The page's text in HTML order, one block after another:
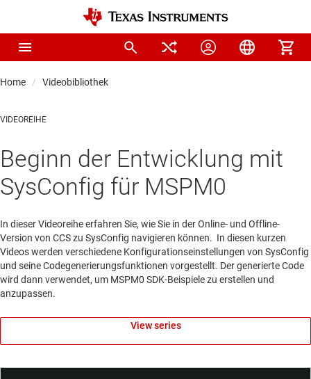
Home Videobibliothek
VIDEOREIHE
Beginn der Entwicklung mit
SysConfig für MSPM0
In dieser Videoreihe erfahren Sie, wie Sie in der Online- und Offline-
Version von CCS zu SysConfig navigieren können. In diesen kurzen
Videos werden verschiedene Konfigurationseinstellungen von SysConfig
und seine Codegenerierungsfunktionen vorgestellt. Der generierte Code
wird dann verwendet, um MSPM0 SDK-Beispiele zu erstellen und
anzupassen.
View series